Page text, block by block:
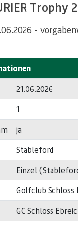
Trophy
-
21.06.2026
1
ja
Stableford
Einzel
Golfclub Schloss
GC Schloss